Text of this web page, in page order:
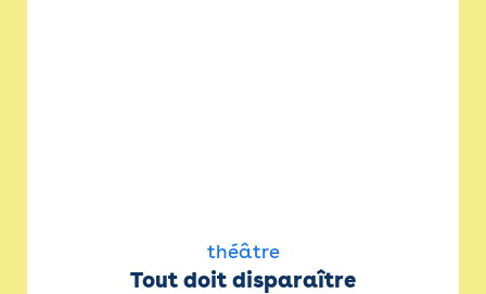
théâtre
Tout doit disparaître